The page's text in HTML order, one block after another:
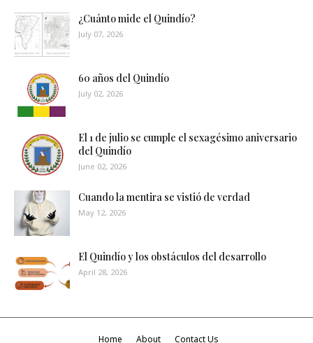
¿Cuánto mide el Quindío?
July 07, 2026
60 años del Quindío
July 02, 2026
El 1 de julio se cumple el sexagésimo aniversario
del Quindío
June 02, 2026
Cuando la mentira se vistió de verdad
May 12, 2026
El Quindío y los obstáculos del desarrollo
April 28, 2026
Home About Contact Us